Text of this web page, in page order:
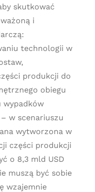
skutkować
i
technologii w
produkcji do
obiegu
wypadków
w scenariuszu
wytworzona w
części produkcji
o 8,3 mld USD
muszą być sobie
wzajemnie